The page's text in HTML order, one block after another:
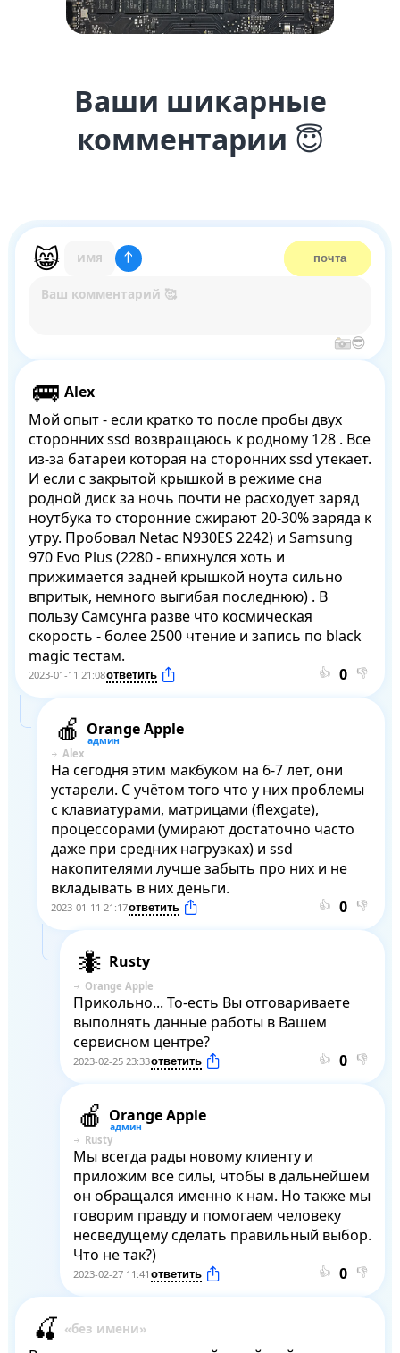
Ваши шикарные
комментарии 😇
Alex
Мой опыт - если кратко то после пробы двух
сторонних ssd возвращаюсь к родному 128 . Все
из-за батареи которая на сторонних ssd утекает.
И если с закрытой крышкой в режиме сна
родной диск за ночь почти не расходует заряд
ноутбука то сторонние сжирают 20-30% заряда к
утру. Пробовал Netac N930ES 2242) и Samsung
970 Evo Plus (2280 - впихнулся хоть и
прижимается задней крышкой ноута сильно
впритык, немного выгибая последнюю) . В
пользу Самсунга разве что космическая
скорость - более 2500 чтение и запись по black
magic тестам.
2023-01-11 21:08 👍 👎
Orange Apple
Alex
На сегодня этим макбуком на 6-7 лет, они
устарели. С учётом того что у них проблемы
с клавиатурами, матрицами (flexgate),
процессорами (умирают достаточно часто
даже при средних нагрузках) и ssd
накопителями лучше забыть про них и не
вкладывать в них деньги.
2023-01-11 21:17 👍 👎
Rusty
Orange Apple
Прикольно... То-есть Вы отговариваете
выполнять данные работы в Вашем
сервисном центре?
2023-02-25 23:33 👍 👎
Orange Apple
Rusty
Мы всегда рады новому клиенту и
приложим все силы, чтобы в дальнейшем
он обращался именно к нам. Но также мы
говорим правду и помогаем человеку
несведущему сделать правильный выбор.
Что не так?)
2023-02-27 11:41 👍 👎